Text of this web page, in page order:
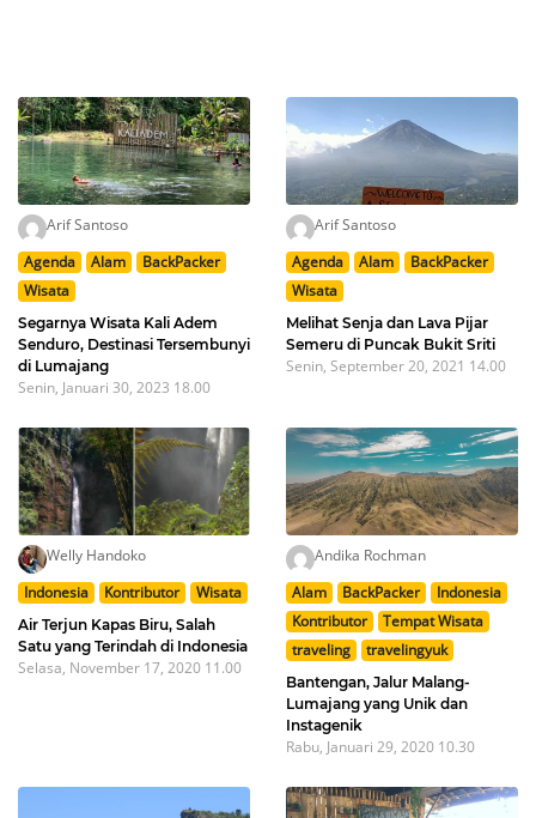
Arif Santoso
Agenda
Alam
BackPacker
Wisata
Segarnya Wisata Kali Adem
Senduro, Destinasi Tersembunyi
di Lumajang
Senin, Januari 30, 2023 18.00
Arif Santoso
Agenda
Alam
BackPacker
Wisata
Melihat Senja dan Lava Pijar
Semeru di Puncak Bukit Sriti
Senin, September 20, 2021 14.00
Welly Handoko
Indonesia
Kontributor Wisata
Air Terjun Kapas Biru, Salah
Satu yang Terindah di Indonesia
Selasa, November 17, 2020 11.00
Andika Rochman
Alam
BackPacker
Indonesia
Kontributor
Tempat Wisata
traveling
travelingyuk
Bantengan, Jalur Malang-
Lumajang yang Unik dan
Instagenik
Rabu, Januari 29, 2020 10.30